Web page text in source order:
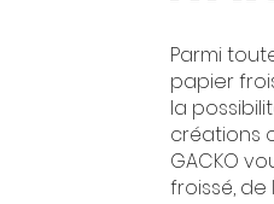
​Parmi
papier
la
créations
GACKO
froissé,